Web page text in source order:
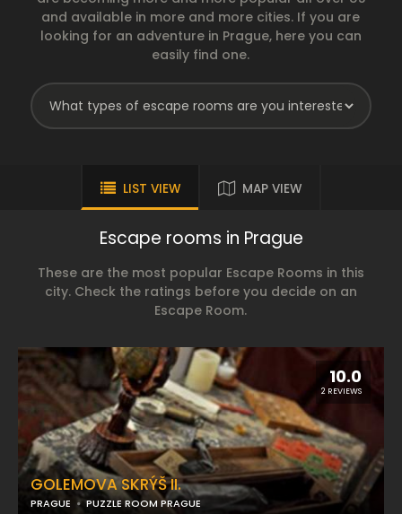
and available in more and more cities. If you are
looking for an adventure in Prague, here you can
easily find one.
LIST VIEW MAP VIEW
Escape rooms in Prague
These are the most popular Escape Rooms in this
city. Check the ratings before you decide on an
Escape Room.
10.0
2 REVIEWS
GOLEMOVA SKRÝŠ II.
PRAGUE PUZZLE ROOM PRAGUE